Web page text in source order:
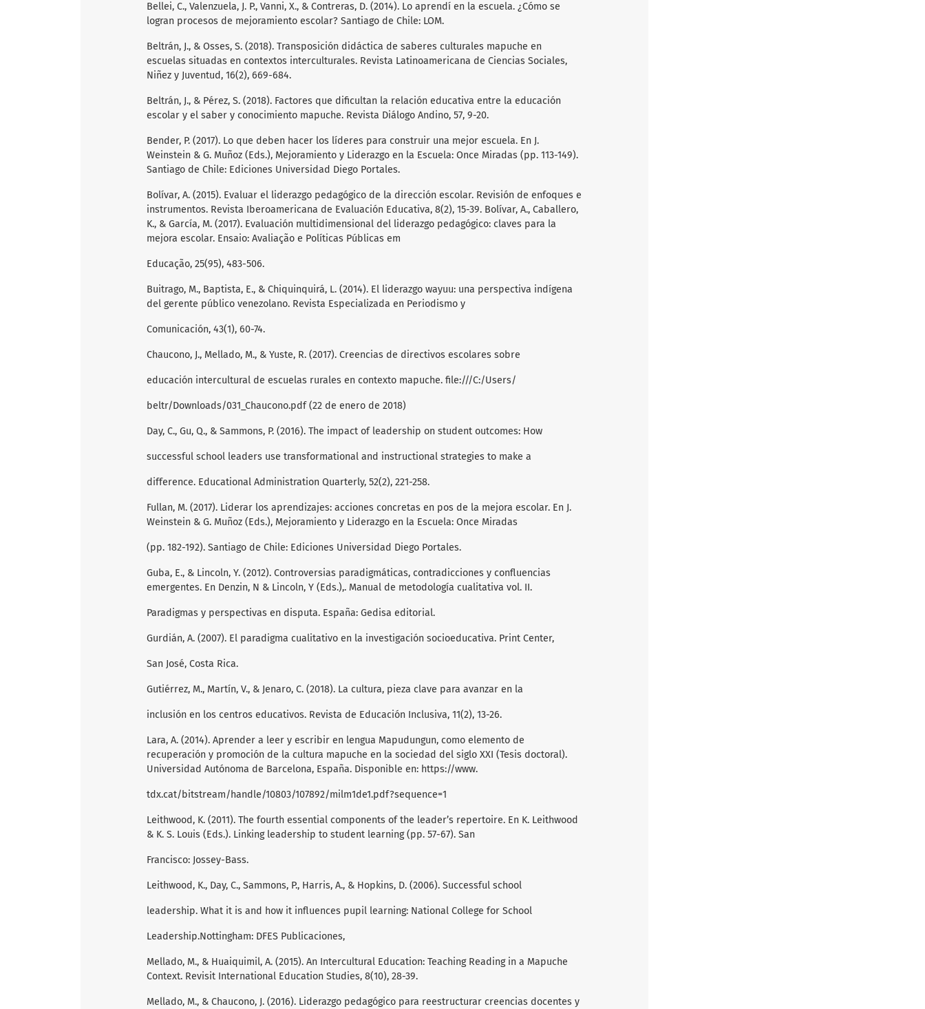
Bellei, C., Valenzuela, J. P., Vanni, X., & Contreras, D. (2014). Lo aprendí en la escuela. ¿Cómo se
logran procesos de mejoramiento escolar? Santiago de Chile: LOM.
Beltrán, J., & Osses, S. (2018). Transposición didáctica de saberes culturales mapuche en
escuelas situadas en contextos interculturales. Revista Latinoamericana de Ciencias Sociales,
Niñez y Juventud, 16(2), 669-684.
Beltrán, J., & Pérez, S. (2018). Factores que dificultan la relación educativa entre la educación
escolar y el saber y conocimiento mapuche. Revista Diálogo Andino, 57, 9-20.
Bender, P. (2017). Lo que deben hacer los líderes para construir una mejor escuela. En J.
Weinstein & G. Muñoz (Eds.), Mejoramiento y Liderazgo en la Escuela: Once Miradas (pp. 113-149).
Santiago de Chile: Ediciones Universidad Diego Portales.
Bolívar, A. (2015). Evaluar el liderazgo pedagógico de la dirección escolar. Revisión de enfoques e
instrumentos. Revista Iberoamericana de Evaluación Educativa, 8(2), 15-39. Bolívar, A., Caballero,
K., & García, M. (2017). Evaluación multidimensional del liderazgo pedagógico: claves para la
mejora escolar. Ensaio: Avaliação e Políticas Públicas em
Educação, 25(95), 483-506.
Buitrago, M., Baptista, E., & Chiquinquirá, L. (2014). El liderazgo wayuu: una perspectiva indígena
del gerente público venezolano. Revista Especializada en Periodismo y
Comunicación, 43(1), 60-74.
Chaucono, J., Mellado, M., & Yuste, R. (2017). Creencias de directivos escolares sobre
educación intercultural de escuelas rurales en contexto mapuche. file:///C:/Users/
beltr/Downloads/031_Chaucono.pdf (22 de enero de 2018)
Day, C., Gu, Q., & Sammons, P. (2016). The impact of leadership on student outcomes: How
successful school leaders use transformational and instructional strategies to make a
difference. Educational Administration Quarterly, 52(2), 221-258.
Fullan, M. (2017). Liderar los aprendizajes: acciones concretas en pos de la mejora escolar. En J.
Weinstein & G. Muñoz (Eds.), Mejoramiento y Liderazgo en la Escuela: Once Miradas
(pp. 182-192). Santiago de Chile: Ediciones Universidad Diego Portales.
Guba, E., & Lincoln, Y. (2012). Controversias paradigmáticas, contradicciones y confluencias
emergentes. En Denzin, N & Lincoln, Y (Eds.),. Manual de metodología cualitativa vol. II.
Paradigmas y perspectivas en disputa. España: Gedisa editorial.
Gurdián, A. (2007). El paradigma cualitativo en la investigación socioeducativa. Print Center,
San José, Costa Rica.
Gutiérrez, M., Martín, V., & Jenaro, C. (2018). La cultura, pieza clave para avanzar en la
inclusión en los centros educativos. Revista de Educación Inclusiva, 11(2), 13-26.
Lara, A. (2014). Aprender a leer y escribir en lengua Mapudungun, como elemento de
recuperación y promoción de la cultura mapuche en la sociedad del siglo XXI (Tesis doctoral).
Universidad Autónoma de Barcelona, España. Disponible en: https://www.
tdx.cat/bitstream/handle/10803/107892/milm1de1.pdf?sequence=1
Leithwood, K. (2011). The fourth essential components of the leader’s repertoire. En K. Leithwood
& K. S. Louis (Eds.). Linking leadership to student learning (pp. 57-67). San
Francisco: Jossey-Bass.
Leithwood, K., Day, C., Sammons, P., Harris, A., & Hopkins, D. (2006). Successful school
leadership. What it is and how it influences pupil learning: National College for School
Leadership.Nottingham: DFES Publicaciones,
Mellado, M., & Huaiquimil, A. (2015). An Intercultural Education: Teaching Reading in a Mapuche
Context. Revisit International Education Studies, 8(10), 28-39.
Mellado, M., & Chaucono, J. (2016). Liderazgo pedagógico para reestructurar creencias docentes y